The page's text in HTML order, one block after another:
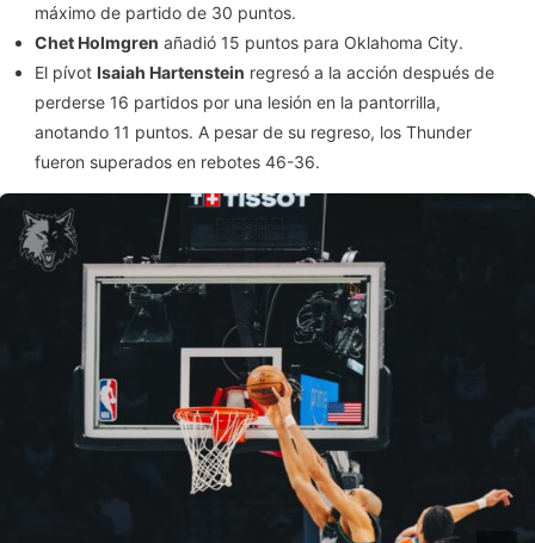
máximo de partido de 30 puntos.
Chet Holmgren añadió 15 puntos para Oklahoma City.
El pívot Isaiah Hartenstein regresó a la acción después de
perderse 16 partidos por una lesión en la pantorrilla,
anotando 11 puntos. A pesar de su regreso, los Thunder
fueron superados en rebotes 46-36.